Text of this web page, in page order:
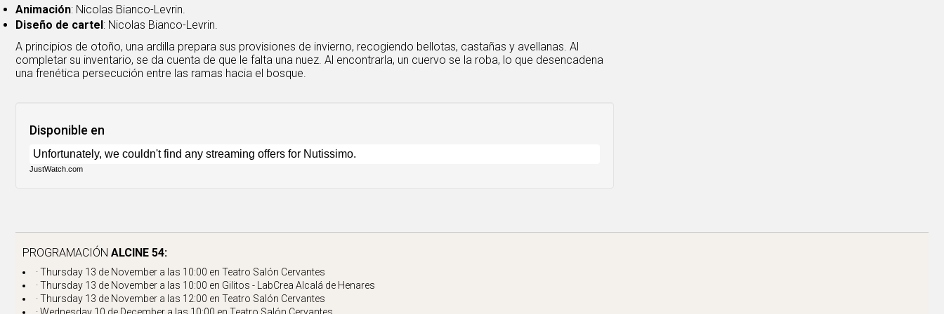
Animación: Nicolas Bianco-Levrin.
Diseño de cartel: Nicolas Bianco-Levrin.
A principios de otoño, una ardilla prepara sus provisiones de invierno, recogiendo bellotas, castañas y avellanas. Al
completar su inventario, se da cuenta de que le falta una nuez. Al encontrarla, un cuervo se la roba, lo que desencadena
una frenética persecución entre las ramas hacia el bosque.
Disponible en
JustWatch.com
PROGRAMACIÓN ALCINE 54:
· Thursday 13 de November a las 10:00 en Teatro Salón Cervantes
· Thursday 13 de November a las 10:00 en Gilitos - LabCrea Alcalá de Henares
· Thursday 13 de November a las 12:00 en Teatro Salón Cervantes
· Wednesday 10 de December a las 10:00 en Teatro Salón Cervantes